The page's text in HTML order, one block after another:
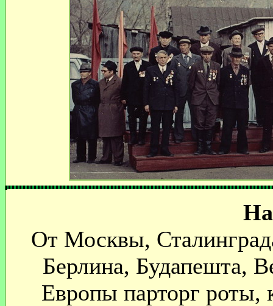
От Москвы,
Берлина, Будапешта,
Европы парторг роты,